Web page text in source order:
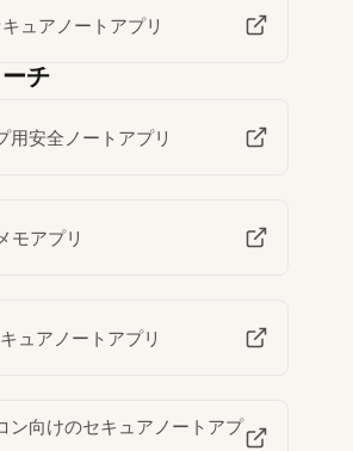
ュアノートアプリ
チ
用安全ノートアプリ
モアプリ
ュアノートアプリ
ン向けのセキュアノートアプ